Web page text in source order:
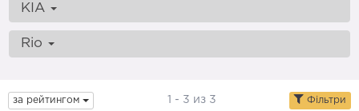
KIA
Rio
за рейтингом 1 - 3 из 3 Фільтри